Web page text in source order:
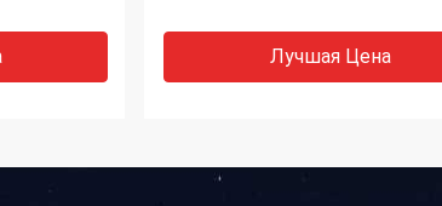
Лучшая Цена